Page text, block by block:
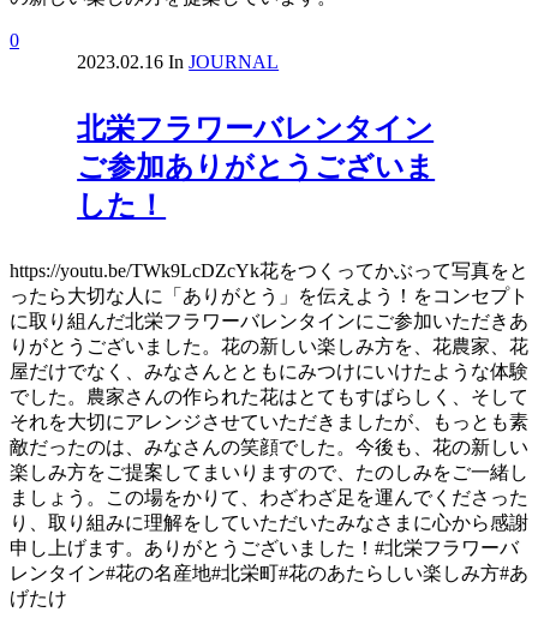
0
2023.02.16 In JOURNAL
北栄フラワーバレンタイン
ご参加ありがとうございま
した！
https://youtu.be/TWk9LcDZcYk花をつくってかぶって写真をと
ったら大切な人に「ありがとう」を伝えよう！をコンセプト
に取り組んだ北栄フラワーバレンタインにご参加いただきあ
りがとうございました。花の新しい楽しみ方を、花農家、花
屋だけでなく、みなさんとともにみつけにいけたような体験
でした。農家さんの作られた花はとてもすばらしく、そして
それを大切にアレンジさせていただきましたが、もっとも素
敵だったのは、みなさんの笑顔でした。今後も、花の新しい
楽しみ方をご提案してまいりますので、たのしみをご一緒し
ましょう。この場をかりて、わざわざ足を運んでくださった
り、取り組みに理解をしていただいたみなさまに心から感謝
申し上げます。ありがとうございました！#北栄フラワーバ
レンタイン#花の名産地#北栄町#花のあたらしい楽しみ方#あ
げたけ